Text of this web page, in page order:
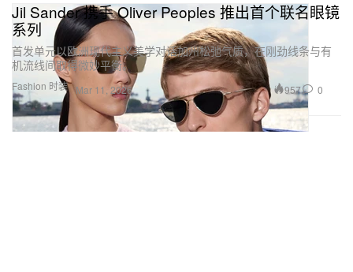
Fashion 时装
Jil Sander 携手 Oliver Peoples 推出首个联名眼镜
系列
首发单元以欧洲现代主义美学对话加州松弛气质，在刚劲线条与有
机流线间取得微妙平衡。
Mar 11, 2026 957 0